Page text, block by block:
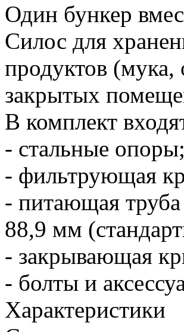
Один бункер
Силос для
продуктов (мука,
закрытых
В комплект
- стальные опоры;
- фильтрующая
- питающая
88,9 мм
- закрывающая
- болты и
Характеристики